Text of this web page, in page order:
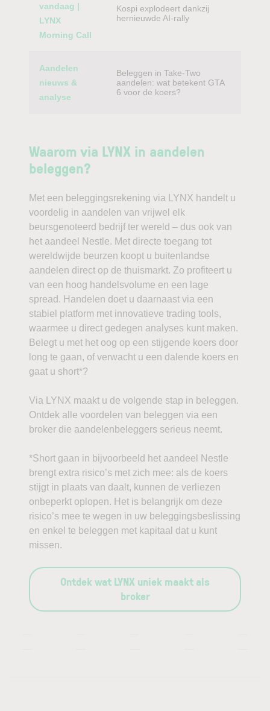
vandaag |
LYNX
Morning Call
Kospi explodeert dankzij
hernieuwde AI-rally
Aandelen
nieuws &
analyse
Beleggen in Take-Two
aandelen: wat betekent GTA
6 voor de koers?
Waarom via LYNX in aandelen
beleggen?
Met een beleggingsrekening via LYNX handelt u
voordelig in aandelen van vrijwel elk
beursgenoteerd bedrijf ter wereld – dus ook van
het aandeel Nestle. Met directe toegang tot
wereldwijde beurzen koopt u buitenlandse
aandelen direct op de thuismarkt. Zo profiteert u
van een hoog handelsvolume en een lage
spread. Handelen doet u daarnaast via een
stabiel platform met innovatieve trading tools,
waarmee u direct gedegen analyses kunt maken.
Belegt u met het oog op een stijgende koers door
long te gaan, of verwacht u een dalende koers en
gaat u short*?
Via LYNX maakt u de volgende stap in beleggen.
Ontdek alle voordelen van beleggen via een
broker die aandelenbeleggers serieus neemt.
*Short gaan in bijvoorbeeld het aandeel Nestle
brengt extra risico’s met zich mee: als de koers
stijgt in plaats van daalt, kunnen de verliezen
onbeperkt oplopen. Het is belangrijk om deze
risico’s mee te wegen in uw beleggingsbeslissing
en enkel te beleggen met kapitaal dat u kunt
missen.
Ontdek wat LYNX uniek maakt als
broker